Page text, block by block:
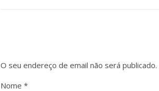
O seu endereço de email não será publicado.
Nome *